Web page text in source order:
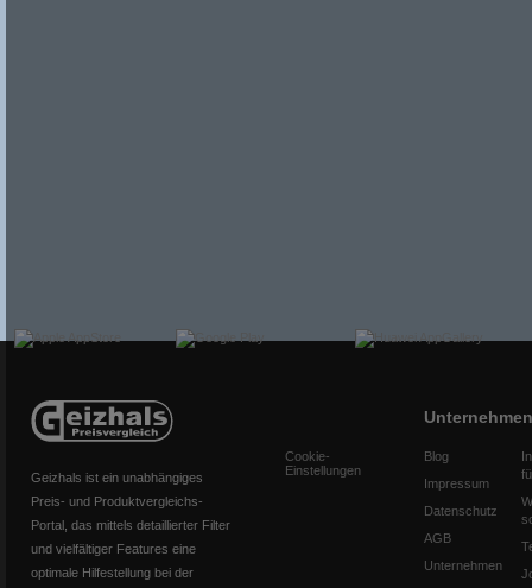
Geizhals ist ein unabhängiges
Preis- und Produktvergleichs-
Portal, das mittels detaillierter Filter
und vielfältiger Features eine
optimale Hilfestellung bei der
Cookie-
Einstellungen
Unternehmen
Blog
Impressum
Datenschutz
AGB
Unternehmen